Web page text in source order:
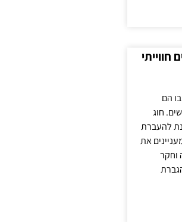
הם
חוג
להעברת
את
וחקר